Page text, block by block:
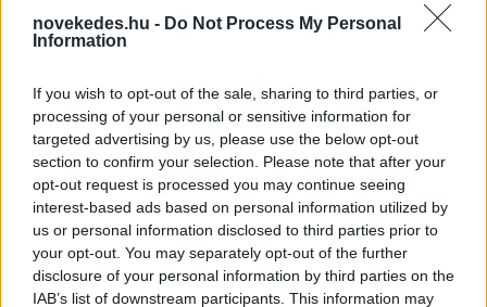
novekedes.hu - Do Not Process My Personal
Information
If you wish to opt-out of the sale, sharing to third parties, or
processing of your personal or sensitive information for
targeted advertising by us, please use the below opt-out
section to confirm your selection. Please note that after your
opt-out request is processed you may continue seeing
interest-based ads based on personal information utilized by
us or personal information disclosed to third parties prior to
your opt-out. You may separately opt-out of the further
disclosure of your personal information by third parties on the
IAB’s list of downstream participants. This information may
leggyorsabban növekvő gazdaságai: több
mint 10 billió eurót termelnek